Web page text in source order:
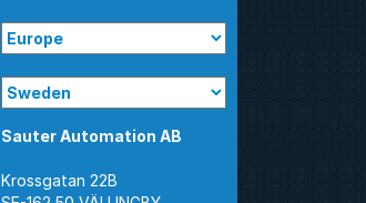
Sauter Automation AB
Krossgatan 22B